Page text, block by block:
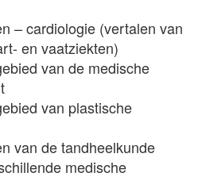
– cardiologie (vertalen van
en vaatziekten)
van de medische
van plastische
van de tandheelkunde
medische